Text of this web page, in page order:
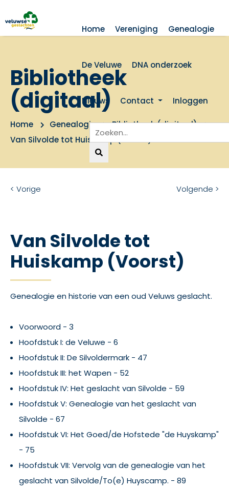
Home Vereniging Genealogie
De Veluwe DNA onderzoek
Nieuws Contact Inloggen
Bibliotheek
(digitaal)
Home Genealogie
Bibliotheek (digitaal)
Van Silvolde tot Huiskamp (Voorst)
< Vorige Volgende >
Van Silvolde tot
Huiskamp (Voorst)
Genealogie en historie van een oud Veluws geslacht.
Voorwoord - 3
Hoofdstuk I: de Veluwe - 6
Hoofdstuk II: De Silvoldermark - 47
Hoofdstuk III: het Wapen - 52
Hoofdstuk IV: Het geslacht van Silvolde - 59
Hoofdstuk V: Genealogie van het geslacht van
Silvolde - 67
Hoofdstuk VI: Het Goed/de Hofstede "de Huyskamp"
- 75
Hoofdstuk VII: Vervolg van de genealogie van het
geslacht van Silvolde/To(e) Huyscamp. - 89